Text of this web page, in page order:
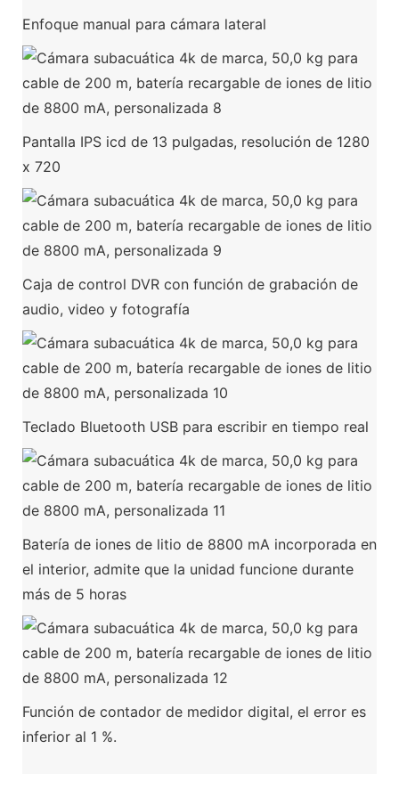
Enfoque manual para cámara lateral
Pantalla IPS icd de 13 pulgadas, resolución de 1280
x 720
Caja de control DVR con función de grabación de
audio, video y fotografía
Teclado Bluetooth USB para escribir en tiempo real
Batería de iones de litio de 8800 mA incorporada en
el interior, admite que la unidad funcione durante
más de 5 horas
Función de contador de medidor digital, el error es
inferior al 1 %.